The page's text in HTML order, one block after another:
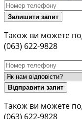
Залишити запит
Також ви можете
(063) 622-9828
Відправити запит
Також ви можете
(063) 622-9828